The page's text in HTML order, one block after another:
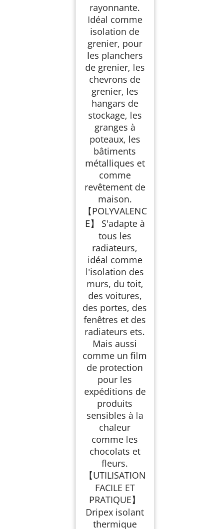
rayonnante.
Idéal comme
isolation de
grenier, pour
les planchers
de grenier, les
chevrons de
grenier, les
hangars de
stockage, les
granges à
poteaux, les
bâtiments
métalliques et
comme
revêtement de
maison.
【POLYVALENC
E】 S'adapte à
tous les
radiateurs,
idéal comme
l'isolation des
murs, du toit,
des voitures,
des portes, des
fenêtres et des
radiateurs ets.
Mais aussi
comme un film
de protection
pour les
expéditions de
produits
sensibles à la
chaleur
comme les
chocolats et
fleurs.
【UTILISATION
FACILE ET
PRATIQUE】
Dripex isolant
thermique